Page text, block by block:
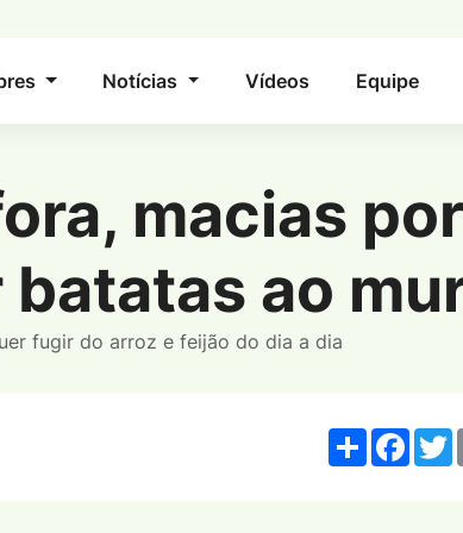
Notícias Vídeos Equipe
por dentro: aprenda a fazer batatas ao
macias
ao
fugir do arroz e feijão do dia a dia
Share